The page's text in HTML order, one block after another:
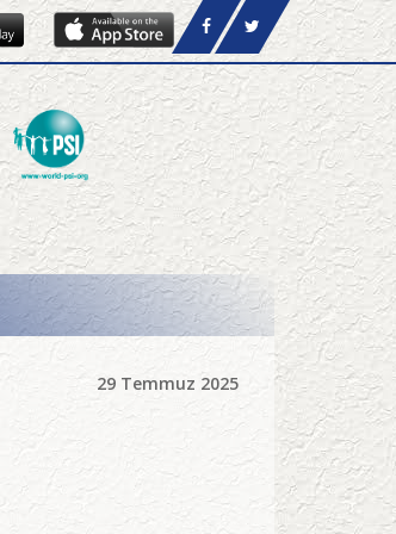
29 Temmuz 2025